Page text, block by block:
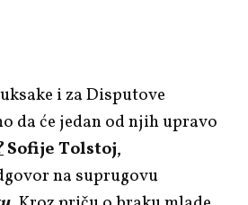
i za Disputove
da će jedan od njih upravo
Sofije Tolstoj,
na suprugovu